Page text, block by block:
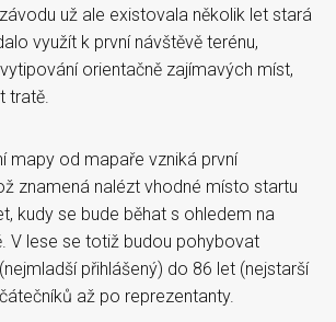
už ale existovala několik let stará
využít k první návštěvě terénu,
orientačně zajímavých míst,
tratě.
mapy od mapaře vzniká první
znamená nalézt vhodné místo startu
kudy se bude běhat s ohledem na
V lese se totiž budou pohybovat
přihlášený) do 86 let (nejstarší
až po reprezentanty.